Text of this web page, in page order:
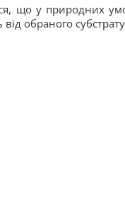
що у природних
обраного